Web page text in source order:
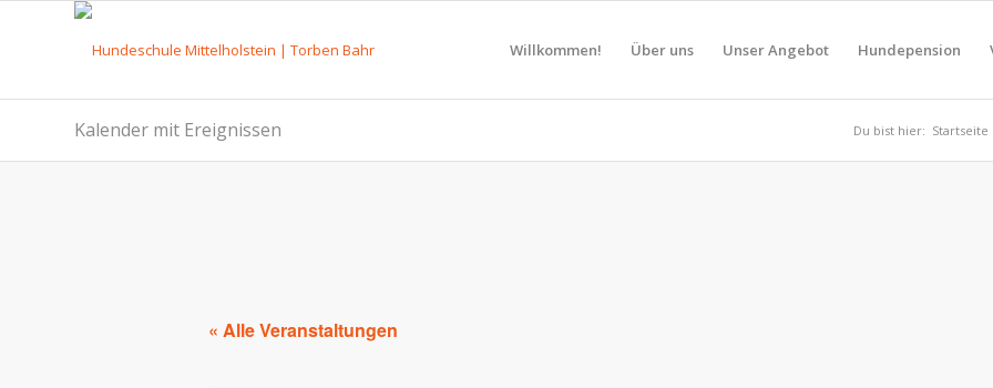
Willkommen! Über uns Unser Angebot Hundepension
Kalender mit Ereignissen Du bist hier: Startseite
« Alle Veranstaltungen